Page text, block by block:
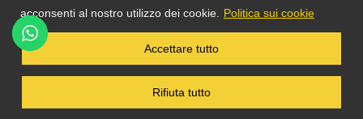
acconsenti al nostro utilizzo dei cookie.
Politica sui cookie
Rifiuta tutto
Accettare tutto
n
t
i
à
TS DACOM
S.R.L. UNIPERSONALE P. IVA
03055900231 © COPYRIGHT 2025 TUTTI I